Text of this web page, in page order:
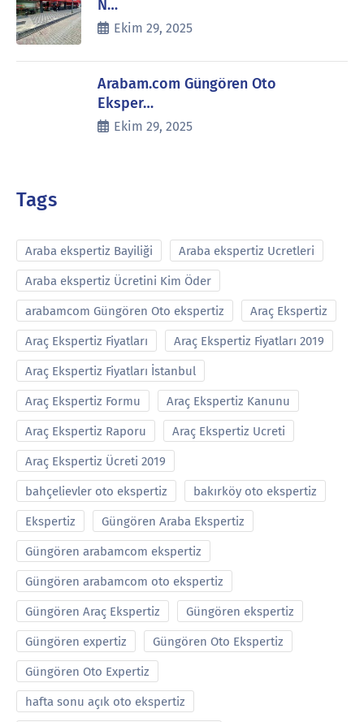
N…
Ekim 29, 2025
Arabam.com Güngören Oto
Eksper…
Ekim 29, 2025
Tags
Araba ekspertiz Bayiliği Araba ekspertiz Ucretleri
Araba ekspertiz Ücretini Kim Öder
arabamcom Güngören Oto ekspertiz Araç Ekspertiz
Araç Ekspertiz Fiyatları Araç Ekspertiz Fiyatları 2019
Araç Ekspertiz Fiyatları İstanbul
Araç Ekspertiz Formu Araç Ekspertiz Kanunu
Araç Ekspertiz Raporu Araç Ekspertiz Ucreti
Araç Ekspertiz Ücreti 2019
bahçelievler oto ekspertiz bakırköy oto ekspertiz
Ekspertiz Güngören Araba Ekspertiz
Güngören arabamcom ekspertiz
Güngören arabamcom oto ekspertiz
Güngören Araç Ekspertiz Güngören ekspertiz
Güngören expertiz Güngören Oto Ekspertiz
Güngören Oto Expertiz
hafta sonu açık oto ekspertiz